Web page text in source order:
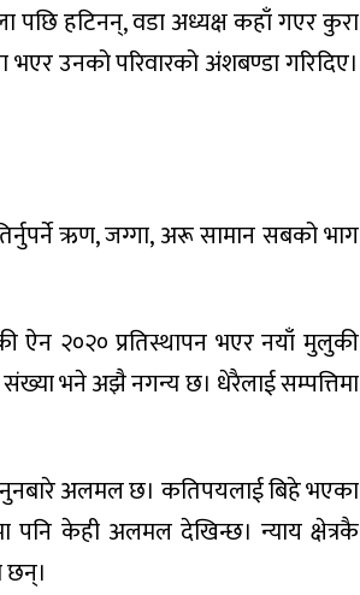
हटिनन्, वडा अध्यक्ष कहाँ गएर कुरा
उनको परिवारको अंशबण्डा गरिदिए।
ऋण, जग्गा, अरू सामान सबको भाग
ऐन २०२० प्रतिस्थापन भएर नयाँ मुलुकी
भने अझै नगन्य छ। धेरैलाई सम्पत्तिमा
अलमल छ। कतिपयलाई बिहे भएका
पनि केही अलमल देखिन्छ। न्याय क्षेत्रकै
छन्।